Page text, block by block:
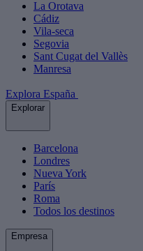
La Orotava
Cádiz
Vila-seca
Segovia
Sant Cugat del Vallès
Manresa
Explora España
Explorar
Barcelona
Londres
Nueva York
París
Roma
Todos los destinos
Empresa